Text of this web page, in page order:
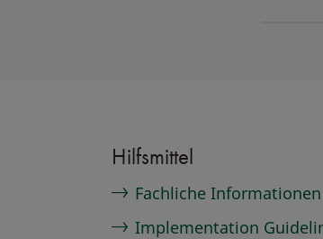
Hilfsmittel
Fachliche
Implementation